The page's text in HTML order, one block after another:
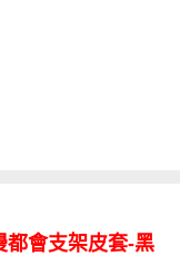
會支架皮套-黑